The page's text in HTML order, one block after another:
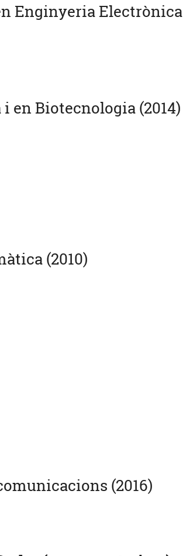
Enginyeria Electrònica
en Biotecnologia (2014)
(2010)
(2016)